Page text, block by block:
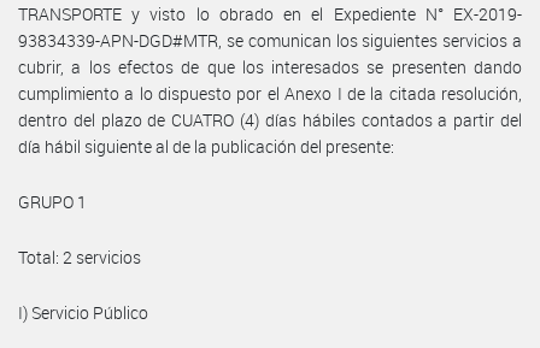
TRANSPORTE y visto lo obrado en el Expediente N° EX-2019-
93834339-APN-DGD#MTR, se comunican los siguientes servicios a
cubrir, a los efectos de que los interesados se presenten dando
cumplimiento a lo dispuesto por el Anexo I de la citada resolución,
dentro del plazo de CUATRO (4) días hábiles contados a partir del
día hábil siguiente al de la publicación del presente:
GRUPO 1
Total: 2 servicios
I) Servicio Público